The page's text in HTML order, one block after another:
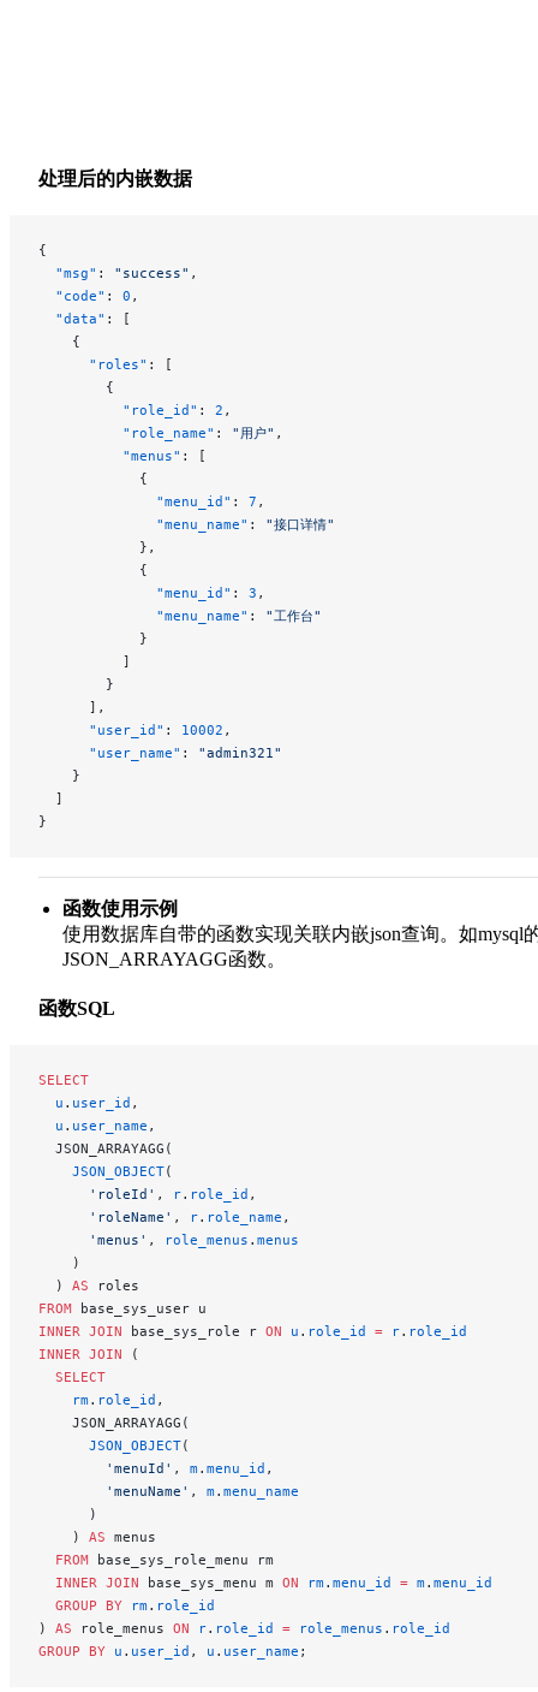
处理后的内嵌数据
{
  "msg"
: "success" ,
  "code"
: 0 ,
  "data"
: [
    {
      "roles"
: [
        {
          "role_id"
: 2 ,
          "role_name"
: "用户" ,
          "menus"
: [
            {
              "menu_id"
: 7 ,
              "menu_name"
: "接口详情"
            },
            {
              "menu_id"
: 3 ,
              "menu_name"
: "工作台"
            }
          ]
        }
      ],
      "user_id"
: 10002 ,
      "user_name"
: "admin321"
    }
  ]
}
函数使用示例
使用数据库自带的函数实现关联内嵌json查询。如mysql
JSON_ARRAYAGG函数。
函数SQL
SELECT
  u
. user_id ,
  u
. user_name ,
  JSON_ARRAYAGG(
    JSON_OBJECT
(
      'roleId'
, r. role_id ,
      'roleName'
, r. role_name ,
      'menus'
, role_menus . menus
    )
  )
AS roles
FROM base_sys_user u
INNER JOIN base_sys_role r ON u . role_id = r. role_id
INNER JOIN (
  SELECT
    rm
. role_id ,
    JSON_ARRAYAGG(
      JSON_OBJECT
(
        'menuId'
, m. menu_id ,
        'menuName'
, m. menu_name
      )
    )
AS menus
  FROM
base_sys_role_menu rm
  INNER JOIN
base_sys_menu m ON rm. menu_id = m. menu_id
  GROUP BY
rm. role_id
) AS role_menus ON r. role_id = role_menus . role_id
GROUP BY u . user_id , u . user_name ;